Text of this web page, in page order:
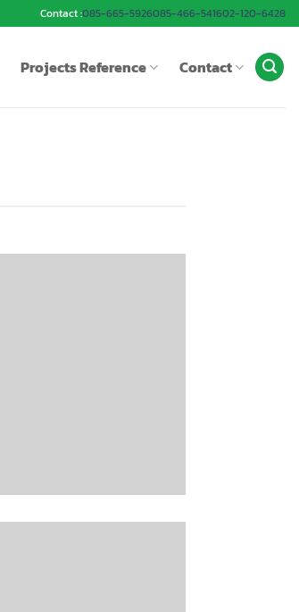
Contact :085-665-5926085-466-541602-120-6428
Projects Reference Contact